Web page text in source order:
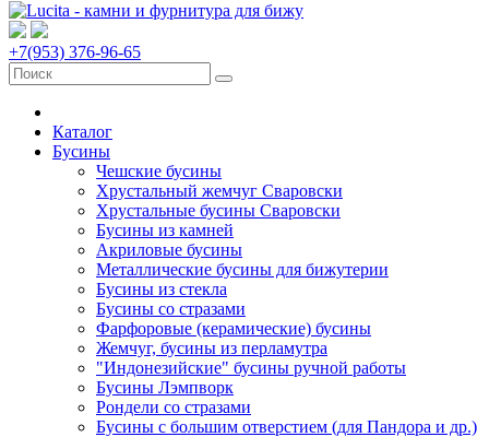
+7(953) 376-96-65
Каталог
Бусины
Чешские бусины
Хрустальный жемчуг Сваровски
Хрустальные бусины Сваровски
Бусины из камней
Акриловые бусины
Металлические бусины для бижутерии
Бусины из стекла
Бусины со стразами
Фарфоровые (керамические) бусины
Жемчуг, бусины из перламутра
"Индонезийские" бусины ручной работы
Бусины Лэмпворк
Рондели со стразами
Бусины с большим отверстием (для Пандора и др.)